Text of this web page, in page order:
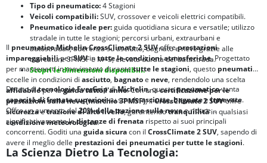
Tipo di pneumatico:4 Stagioni
Veicoli compatibili:SUV, crossover e veicoli elettrici compatibili.
Pneumatico ideale per:guida quotidiana sicura e versatile; utilizzo
stradale in tutte le stagioni; percorsi urbani, extraurbani e
autostradali; aderenza su asciutto, bagnato e neve grazie alle
marcature 3PMSF e M+S; elevata durata del battistrada.
Scopri le dimensioni disponibili.
Il pneumatico Michelin CrossClimate 2 SUVoffreprestazioni
impareggiabiliperSUVintutte le condizioni atmosferiche. Progettato
per mantenerti in movimento durantetutte le stagioni, questo pneumatico
eccelle in condizioni di asciutto, bagnatoe neve, rendendolo una scelta
affidabileper laguida tutto l'anno. Con unacertificazione per le
prestazioni sulla neve (marchio 3PMSF), ilCrossClimate 2 SUVoffre
sicurezzaetrazione di alto livello, garantendotranquillitàin qualsiasi
condizione meteorologica.
Dotato ditecnologie EverGripdiMichelin, questopneumaticovanta
capacità di frenata superiorisu stradeasciutte,bagnateeinnevate.
Offre un aumento del20% della trazione sulla nevee riduce
significativamente ledistanze di frenata rispetto ai suoi principali
concorrenti. Goditi una guida sicuracon il CrossClimate 2 SUV, sapendo di
avere il meglio delle prestazioni dei pneumatici per tutte le stagioni.
La Scienza Dietro La Tecnologia: